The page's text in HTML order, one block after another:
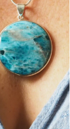
Accueil/Boutique/ Pendentif
Pendentif
Pierre :
Vertus
stress
, et
Chakra : 3ème
Votre